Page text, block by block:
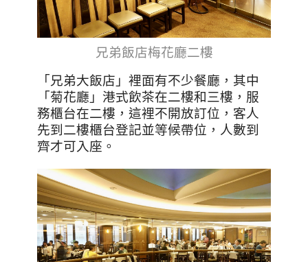
兄弟飯店梅花廳二樓
「兄弟大飯店」裡面有不少餐廳，其中
「菊花廳」港式飲茶在二樓和三樓，服
務櫃台在二樓，這裡不開放訂位，客人
先到二樓櫃台登記並等候帶位，人數到
齊才可入座。